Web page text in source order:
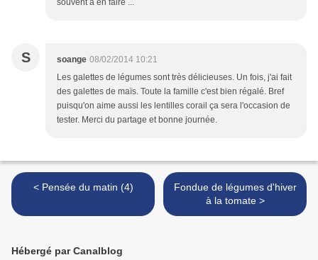
souvent à en faire ...
S soange 08/02/2014 10:21
Les galettes de légumes sont très délicieuses. Un fois, j'ai fait
des galettes de maïs. Toute la famille c'est bien régalé. Bref
puisqu'on aime aussi les lentilles corail ça sera l'occasion de
tester. Merci du partage et bonne journée.
< Pensée du matin (4)
Fondue de légumes d'hiver
à la tomate >
Hébergé par Canalblog